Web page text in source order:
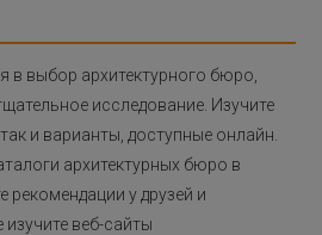
в выбор архитектурного бюро,
исследование. Изучите
и варианты, доступные онлайн.
архитектурных бюро в
рекомендации у друзей и
веб-сайты